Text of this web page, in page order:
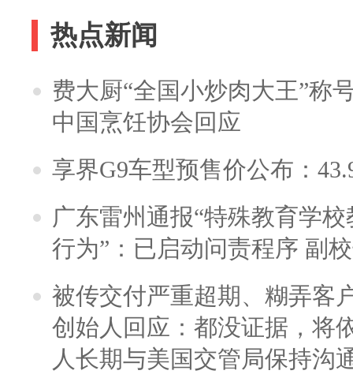
热点新闻
费大厨“全国小炒肉大王”称
中国烹饪协会回应
享界G9车型预售价公布：
广东雷州通报“特殊教育学
行为”：已启动问责程序 副
被传交付严重超期、糊弄客
创始人回应：都没证据，将
人长期与美国交管局保持沟